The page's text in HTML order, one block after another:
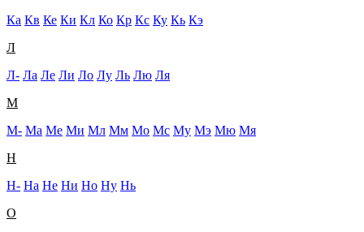
Ка Кв Ке Ки Кл Ко Кр Кс Ку Кь Кэ
Л
Л- Ла Ле Ли Ло Лу Ль Лю Ля
М
М- Ма Ме Ми Мл Мм Мо Мс Му Мэ Мю Мя
Н
Н- На Не Ни Но Ну Нь
О